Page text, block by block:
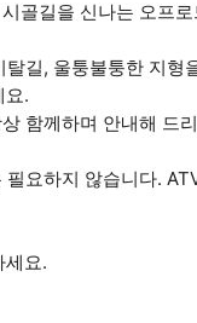
골길을 신나는 오프
길, 울퉁불퉁한 지형
요.
함께하며 안내해 드
요하지 않습니다.
세요.